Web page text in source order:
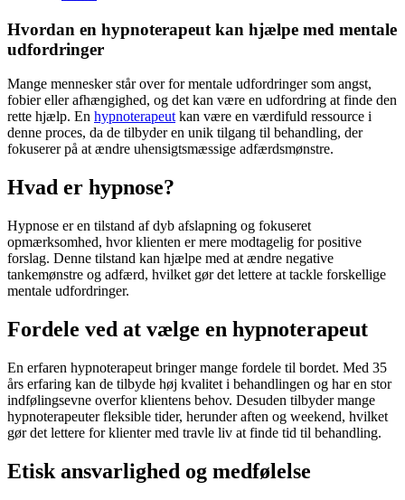
Hvordan en hypnoterapeut kan hjælpe med mentale
udfordringer
Mange mennesker står over for mentale udfordringer som angst,
fobier eller afhængighed, og det kan være en udfordring at finde den
rette hjælp. En hypnoterapeut kan være en værdifuld ressource i
denne proces, da de tilbyder en unik tilgang til behandling, der
fokuserer på at ændre uhensigtsmæssige adfærdsmønstre.
Hvad er hypnose?
Hypnose er en tilstand af dyb afslapning og fokuseret
opmærksomhed, hvor klienten er mere modtagelig for positive
forslag. Denne tilstand kan hjælpe med at ændre negative
tankemønstre og adfærd, hvilket gør det lettere at tackle forskellige
mentale udfordringer.
Fordele ved at vælge en hypnoterapeut
En erfaren hypnoterapeut bringer mange fordele til bordet. Med 35
års erfaring kan de tilbyde høj kvalitet i behandlingen og har en stor
indfølingsevne overfor klientens behov. Desuden tilbyder mange
hypnoterapeuter fleksible tider, herunder aften og weekend, hvilket
gør det lettere for klienter med travle liv at finde tid til behandling.
Etisk ansvarlighed og medfølelse